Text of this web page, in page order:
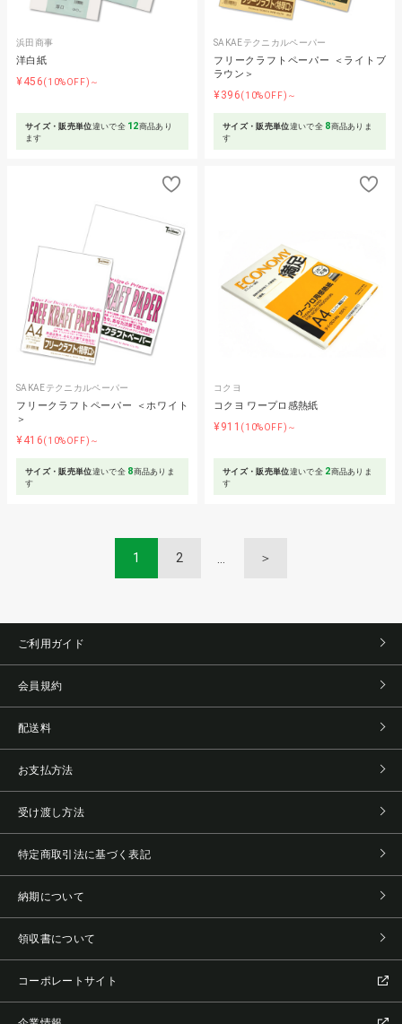
浜田商事
洋白紙
¥456(10%OFF)～
サイズ・販売単位違いで全 12商品あり
ます
SAKAEテクニカルペーパー
フリークラフトペーパー ＜ライトブ
ラウン＞
¥396(10%OFF)～
サイズ・販売単位違いで全 8商品ありま
す
SAKAEテクニカルペーパー
フリークラフトペーパー ＜ホワイト
＞
¥416(10%OFF)～
サイズ・販売単位違いで全 8商品ありま
す
コクヨ
コクヨ ワープロ感熱紙
¥911 (10%OFF)～
サイズ・販売単位違いで全 2商品ありま
す
1 2 ＞
ご利用ガイド
会員規約
配送料
お支払方法
受け渡し方法
特定商取引法に基づく表記
納期について
領収書について
コーポレートサイト